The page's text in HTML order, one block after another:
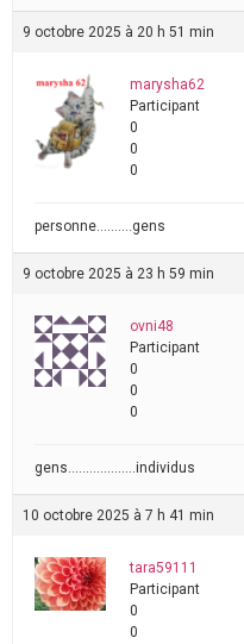
9 octobre 2025 à 20 h 51 min
marysha62
Participant
0
0
0
personne……….gens
9 octobre 2025 à 23 h 59 min
ovni48
Participant
0
0
0
gens……………….individus
10 octobre 2025 à 7 h 41 min
tara59111
Participant
0
0